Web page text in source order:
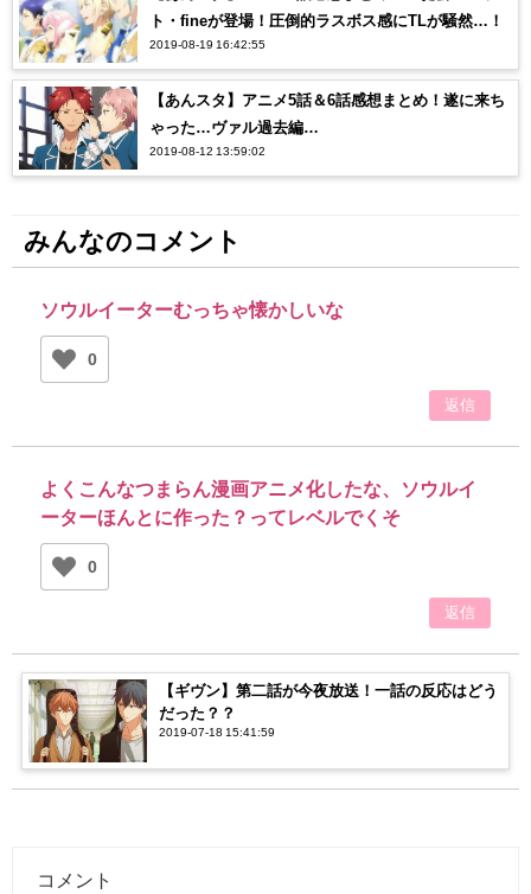
ト・fineが登場！圧倒的ラスボス感にTLが騒然…！
2019-08-19 16:42:55
【あんスタ】アニメ5話＆6話感想まとめ！遂に来ち
ゃった…ヴァル過去編…
2019-08-12 13:59:02
みんなのコメント
ソウルイーターむっちゃ懐かしいな
0
返信
よくこんなつまらん漫画アニメ化したな、ソウルイ
ーターほんとに作った？ってレベルでくそ
0
返信
【ギヴン】第二話が今夜放送！一話の反応はどう
だった？？
2019-07-18 15:41:59
コメント